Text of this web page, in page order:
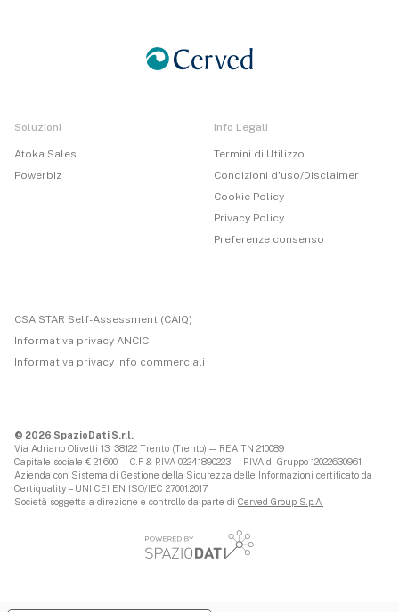
Soluzioni
Atoka Sales
Powerbiz
Info Legali
Termini di Utilizzo
Condizioni d'uso/Disclaimer
Cookie Policy
Privacy Policy
Preferenze consenso
CSA STAR Self-Assessment (CAIQ)
Informativa privacy ANCIC
Informativa privacy info commerciali
© 2026 SpazioDati S.r.l.
Via Adriano Olivetti 13, 38122 Trento (Trento) — REA TN 210089
Capitale sociale € 21.600 — C.F & P.IVA 02241890223 — P.IVA di Gruppo 12022630961
Azienda con Sistema di Gestione della Sicurezza delle Informazioni certificato da
Certiquality – UNI CEI EN ISO/IEC 27001:2017
Società soggetta a direzione e controllo da parte di Cerved Group S.p.A.